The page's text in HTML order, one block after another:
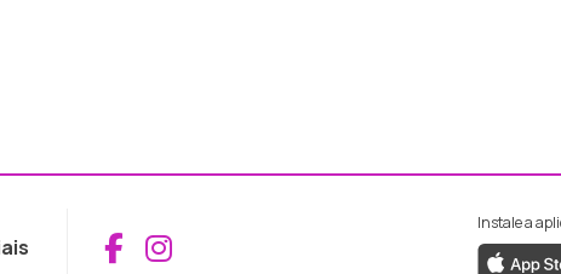
Aceder ao Facebook da RTP
Aceder ao Instagram da
Instale a